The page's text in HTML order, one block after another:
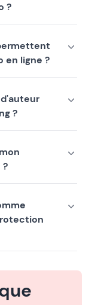
?
en ligne ?
?